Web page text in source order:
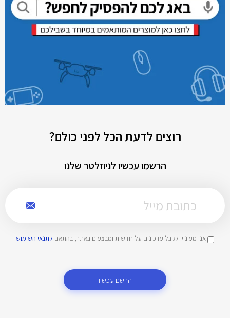
רוצים לדעת הכל לפני כולם?
הרשמו עכשיו לניוזלטר שלנו
אני מעוניין לקבל עדכונים על חדשות ומבצעים באתר, בהתאם לתנאי השימוש
הרשם עכשיו